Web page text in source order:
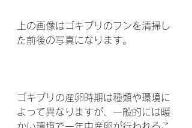
上の画像はゴキブリのフンを清掃し
た前後の写真になります。
ゴキブリの産卵時期は種類や環境に
よって異なりますが、一般的には暖